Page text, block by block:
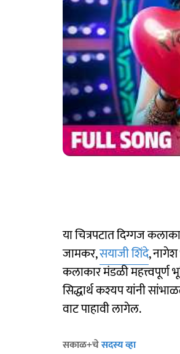
या चित्रपटात दिग्गज
जामकर,सयाजी शिंदे,
कलाकार मंडळी महत्त्वपूर्ण
सिद्धार्थ कश्यप यांनी
वाट पाहावी लागेल.
सकाळ+चेसदस्य व्हा